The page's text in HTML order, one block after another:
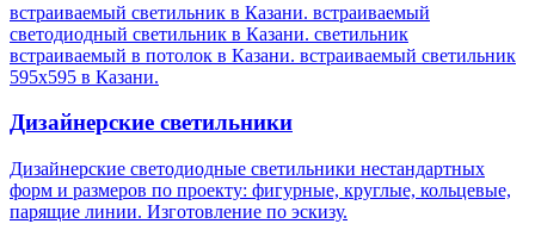
встраиваемый светильник в Казани. встраиваемый
светодиодный светильник в Казани. светильник
встраиваемый в потолок в Казани. встраиваемый светильник
595х595 в Казани.
Дизайнерские светильники
Дизайнерские светодиодные светильники нестандартных
форм и размеров по проекту: фигурные, круглые, кольцевые,
парящие линии. Изготовление по эскизу.